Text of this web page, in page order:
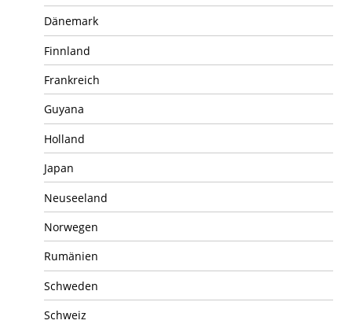
Dänemark
Finnland
Frankreich
Guyana
Holland
Japan
Neuseeland
Norwegen
Rumänien
Schweden
Schweiz